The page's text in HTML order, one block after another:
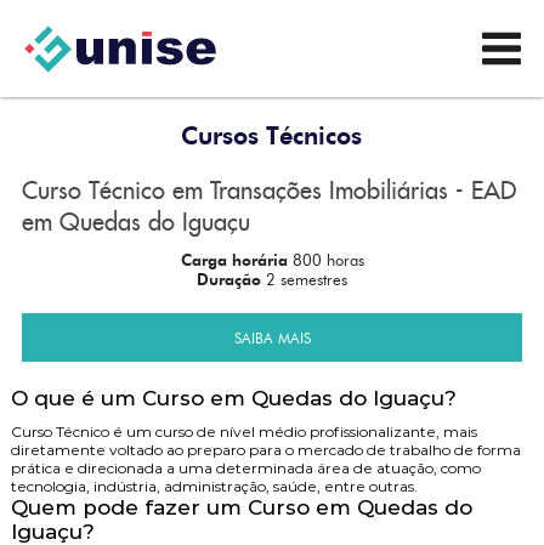
Cursos Técnicos
Curso Técnico em Transações Imobiliárias - EAD
em Quedas do Iguaçu
Carga horária 800 horas
Duração 2 semestres
SAIBA MAIS
O que é um Curso em Quedas do Iguaçu?
Curso Técnico é um curso de nível médio profissionalizante, mais
diretamente voltado ao preparo para o mercado de trabalho de forma
prática e direcionada a uma determinada área de atuação, como
tecnologia, indústria, administração, saúde, entre outras.
Quem pode fazer um Curso em Quedas do
Iguaçu?